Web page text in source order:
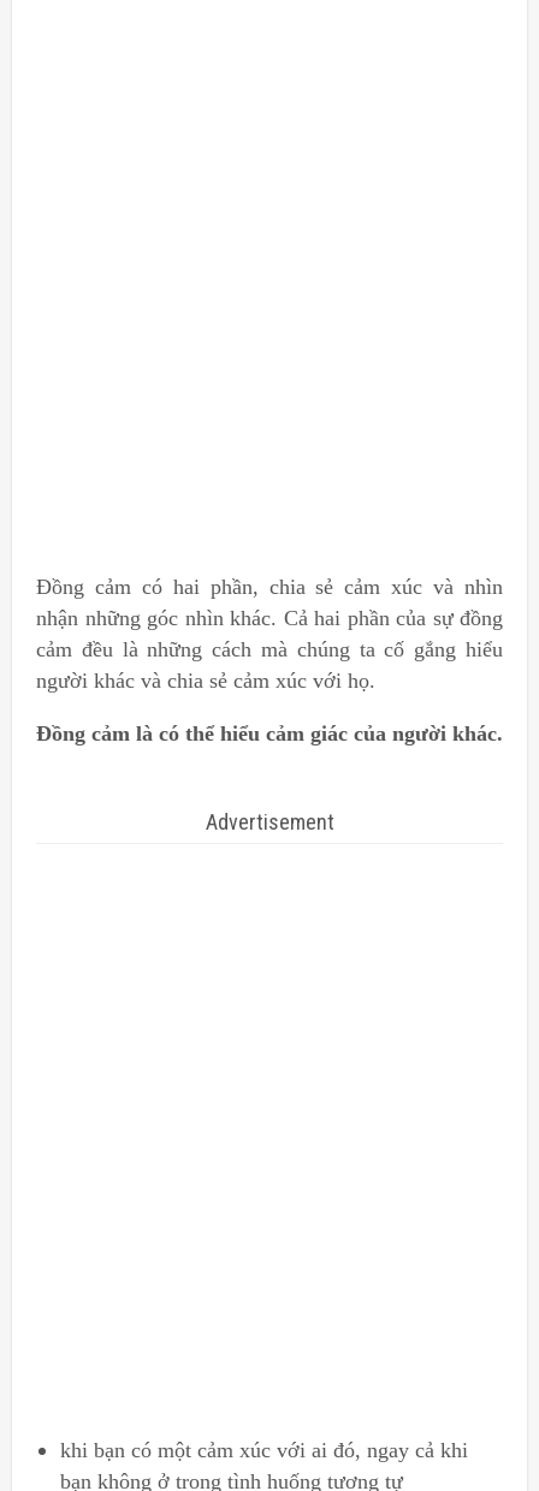
Đồng cảm có hai phần, chia sẻ cảm xúc và nhìn
nhận những góc nhìn khác. Cả hai phần của sự đồng
cảm đều là những cách mà chúng ta cố gắng hiểu
người khác và chia sẻ cảm xúc với họ.
Đồng cảm là có thể hiểu cảm giác của người khác.
Advertisement
khi bạn có một cảm xúc với ai đó, ngay cả khi
bạn không ở trong tình huống tương tự